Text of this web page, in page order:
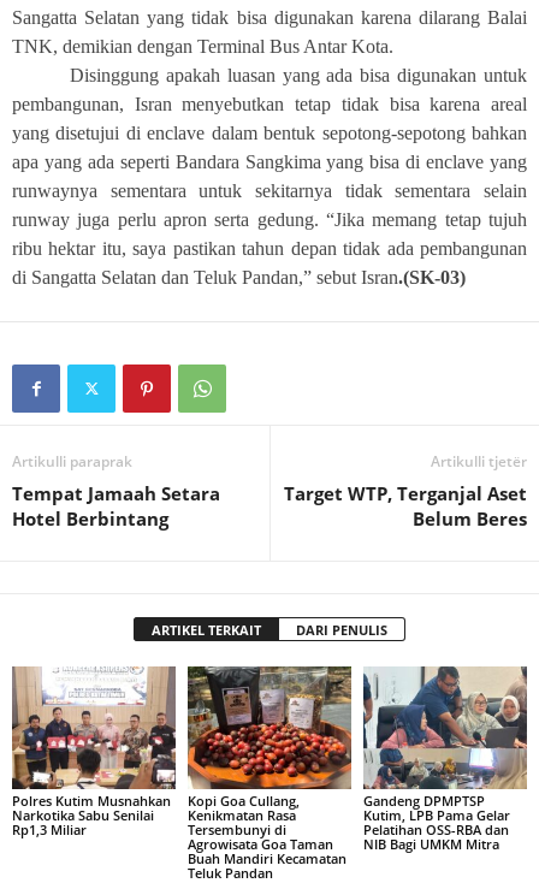
Sangatta Selatan yang tidak bisa digunakan karena dilarang Balai
TNK, demikian dengan Terminal Bus Antar Kota.
Disinggung apakah luasan yang ada bisa digunakan untuk
pembangunan, Isran menyebutkan tetap tidak bisa karena areal
yang disetujui di enclave dalam bentuk sepotong-sepotong bahkan
apa yang ada seperti Bandara Sangkima yang bisa di enclave yang
runwaynya sementara untuk sekitarnya tidak sementara selain
runway juga perlu apron serta gedung. “Jika memang tetap tujuh
ribu hektar itu, saya pastikan tahun depan tidak ada pembangunan
di Sangatta Selatan dan Teluk Pandan,” sebut Isran.(SK-03)
Artikulli paraprak
Tempat Jamaah Setara
Hotel Berbintang
Artikulli tjetër
Target WTP, Terganjal Aset
Belum Beres
ARTIKEL TERKAIT DARI PENULIS
Polres Kutim Musnahkan
Narkotika Sabu Senilai
Rp1,3 Miliar
Kopi Goa Cullang,
Kenikmatan Rasa
Tersembunyi di
Agrowisata Goa Taman
Buah Mandiri Kecamatan
Teluk Pandan
Gandeng DPMPTSP
Kutim, LPB Pama Gelar
Pelatihan OSS-RBA dan
NIB Bagi UMKM Mitra